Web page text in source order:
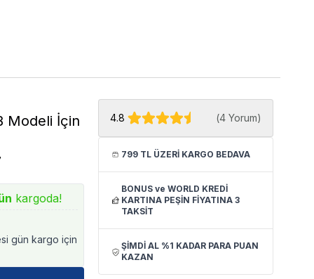
Modeli İçin
kargoda!
gün kargo için
4.8 (4 Yorum)
799 TL ÜZERİ KARGO BEDAVA
BONUS ve WORLD KREDİ
KARTINA PEŞİN FİYATINA 3
TAKSİT
ŞİMDİ AL %1 KADAR PARA PUAN
KAZAN